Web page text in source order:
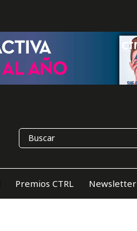
Premios CTRL Newsletter